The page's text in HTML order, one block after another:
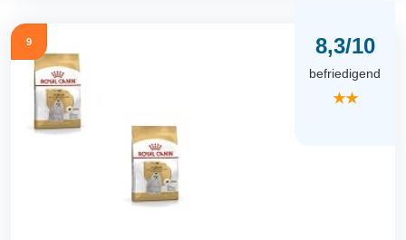
9 8,3/10
befriedigend
★★